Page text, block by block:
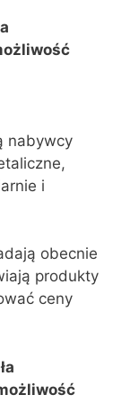
nabywcy
i
obecnie
produkty
ceny